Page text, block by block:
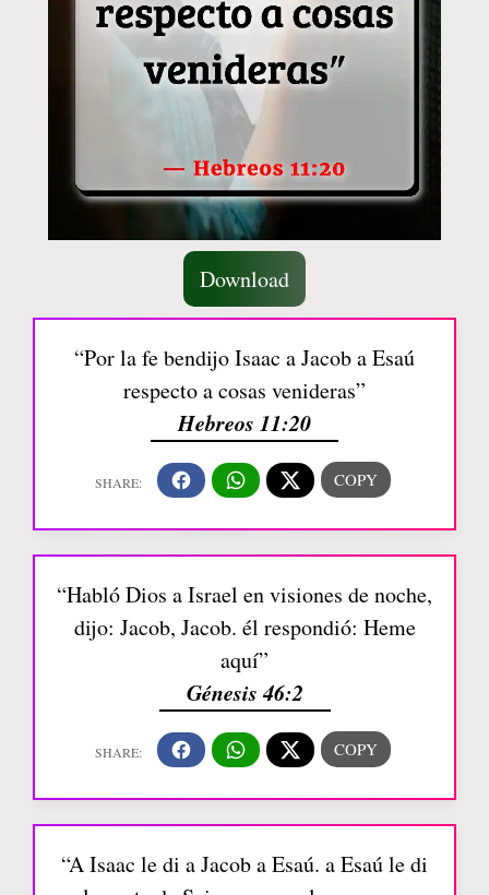
Download
“Por la fe bendijo Isaac a Jacob a Esaú
respecto a cosas venideras”
Hebreos 11:20
“Habló Dios a Israel en visiones de noche,
dijo: Jacob, Jacob. él respondió: Heme
aquí”
Génesis 46:2
“A Isaac le di a Jacob a Esaú. a Esaú le di